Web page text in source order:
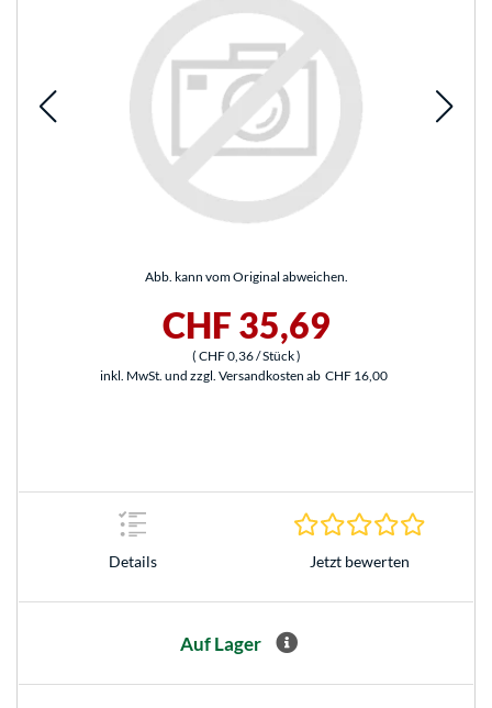
Abb. kann vom Original abweichen.
CHF 35,69
( CHF 0,36/ Stück)
inkl. MwSt. und zzgl. Versandkosten ab CHF 16,00
Details Jetzt bewerten
Auf Lager